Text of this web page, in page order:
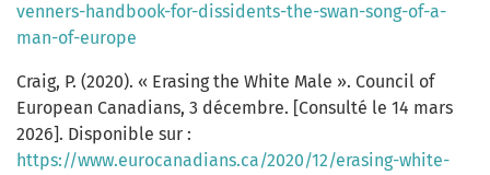
venners-handbook-for-dissidents-the-swan-song-of-a-
man-of-europe
Craig, P. (2020). « Erasing the White Male ». Council of
European Canadians, 3 décembre. [Consulté le 14 mars
2026]. Disponible sur :
https://www.eurocanadians.ca/2020/12/erasing-white-